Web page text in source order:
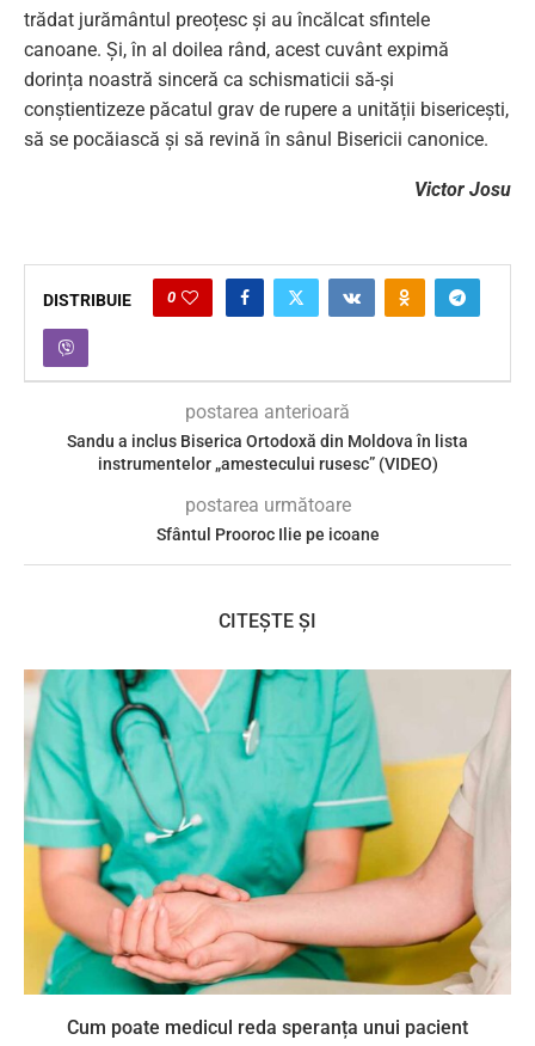
trădat jurământul preoțesc și au încălcat sfintele
canoane. Și, în al doilea rând, acest cuvânt expimă
dorința noastră sinceră ca schismaticii să-și
conștientizeze păcatul grav de rupere a unității bisericești,
să se pocăiască și să revină în sânul Bisericii canonice.
Victor Josu
DISTRIBUIE 0
postarea anterioară
Sandu a inclus Biserica Ortodoxă din Moldova în lista
instrumentelor „amestecului rusesc” (VIDEO)
postarea următoare
Sfântul Prooroc Ilie pe icoane
CITEȘTE ȘI
Cum poate medicul reda speranța unui pacient